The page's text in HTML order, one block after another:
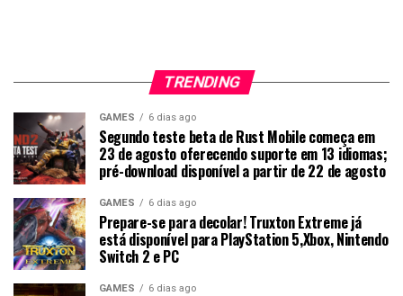
TRENDING
GAMES 6 dias ago
Segundo teste beta de Rust Mobile começa em
23 de agosto oferecendo suporte em 13 idiomas;
pré-download disponível a partir de 22 de agosto
GAMES 6 dias ago
Prepare-se para decolar! Truxton Extreme já
está disponível para PlayStation 5,Xbox, Nintendo
Switch 2 e PC
GAMES 6 dias ago